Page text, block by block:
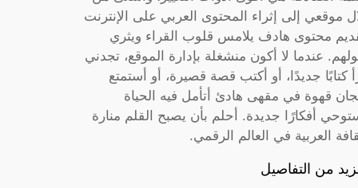
موقعي إلى إثراء المحتوى العربي على الإنترنت
محتوى هادف يلامس قلوب القراء ويثري
عندما لا أكون منشغلة بإدارة الموقع، تجدني
كتابًا جديدًا، أو أكتب قصة قصيرة، أو أستمتع
قهوة في مقهى هادئ أتأمل فيه الحياة
أفكارًا جديدة. أحلم بأن يصبح القلم منارة
العربية في العالم الرقمي.
من التفاصيل